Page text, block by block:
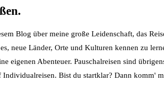
Blog über meine große Leidenschaft, das
neue Länder, Orte und Kulturen kennen zu
eigenen Abenteuer. Pauschalreisen sind
Individualreisen. Bist du startklar? Dann komm'